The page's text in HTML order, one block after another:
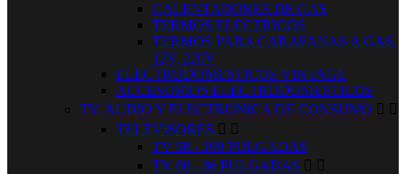
CALENTADORES DE GAS
TERMOS ELECTRICOS
TERMOS PARA CARAVANAS A GAS,
12V, 220V
ELECTRODOMESTICOS VINTAGE
ACCESORIOS ELECTRODOMESTICOS
TV, AUDIO Y ELECTRONICA DE CONSUMO  
TELEVISORES  
TV 98 - 100 PULGADAS
TV 80 - 86 PULGADAS  